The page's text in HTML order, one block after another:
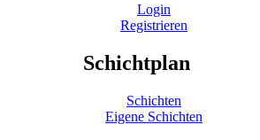
Login
Registrieren
Schichtplan
Schichten
Eigene Schichten